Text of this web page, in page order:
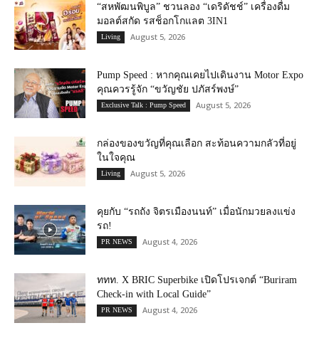
“สหพัฒนพิบูล” ชวนลอง “เดริดัชช์” เครื่องดื่ม
มอลต์สกัด รสช็อกโกแลต 3IN1
Living August 5, 2026
Pump Speed : หากคุณเคยไปเดินงาน Motor Expo
คุณควรรู้จัก “ขวัญชัย ปภัสร์พงษ์”
Exclusive Talk : Pump Speed August 5, 2026
กล่องของขวัญที่คุณเลือก สะท้อนความกลัวที่อยู่
ในใจคุณ
Living August 5, 2026
คุยกับ “รถถัง จิตรเมืองนนท์” เมื่อนักมวยลงแข่ง
รถ!
PR NEWS August 4, 2026
ททท. X BRIC Superbike เปิดโปรเจกต์ “Buriram
Check-in with Local Guide”
PR NEWS August 4, 2026